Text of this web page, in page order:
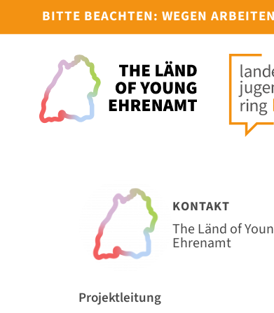
BITTE BEACHTEN: WEGEN
KONTAKT
The Länd of
Ehrenamt
Projektleitung